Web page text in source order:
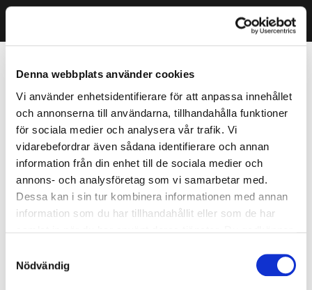
Denna webbplats använder cookies
Vi använder enhetsidentifierare för att anpassa innehållet
och annonserna till användarna, tillhandahålla funktioner
för sociala medier och analysera vår trafik. Vi
vidarebefordrar även sådana identifierare och annan
information från din enhet till de sociala medier och
annons- och analysföretag som vi samarbetar med.
Dessa kan i sin tur kombinera informationen med annan
information som du har tillhandahållit eller som de har
Nödvändig